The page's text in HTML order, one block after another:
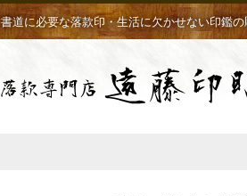
書道に必要な落款印・生活に欠かせない印鑑